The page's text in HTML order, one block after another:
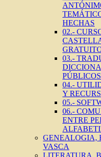
HECHAS
02.-
03.-
04.-
Y
05.-
06.-
ENTRE
GENEALOGIA,
VASCA